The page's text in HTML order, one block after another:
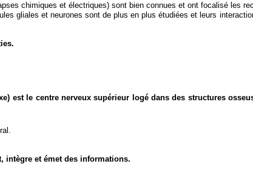
chimiques et électriques) sont bien connues et ont focalisé les
gliales et neurones sont de plus en plus étudiées et leurs
est le centre nerveux supérieur logé dans des structures
intègre et émet des informations.